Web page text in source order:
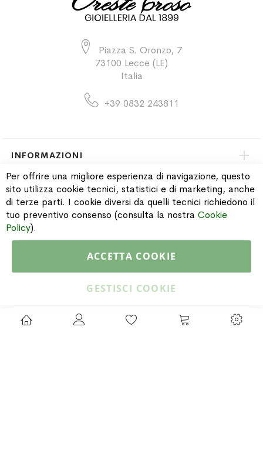
Piazza S. Oronzo, 7
73100 Lecce (LE)
Italia
+39 0832 243811
INFORMAZIONI
PAGAMENTI & SPEDIZIONI
CATALOGO
Copyright © 2015 Gioielleria Oreste Troso. All rights reserved. P. IVA
IT02064590751
Privacy Policy Cookie Policy
Per offrire una migliore esperienza di navigazione, questo
sito utilizza cookie tecnici, statistici e di marketing, anche
di terze parti. I cookie diversi da quelli tecnici richiedono il
tuo preventivo consenso (consulta la nostra Cookie
Policy).
ACCETTA COOKIE
GESTISCI COOKIE